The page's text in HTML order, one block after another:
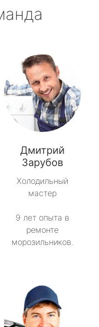
Дмитрий
Зарубов
Холодильный
мастер
9 лет опыта в
ремонте
морозильников.